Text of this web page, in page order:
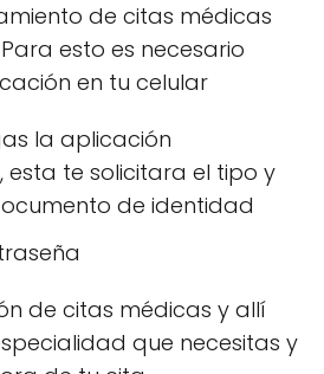
de citas médicas
esto es necesario
en tu celular
la aplicación
te solicitara el tipo y
de identidad
de citas médicas y allí
que necesitas y